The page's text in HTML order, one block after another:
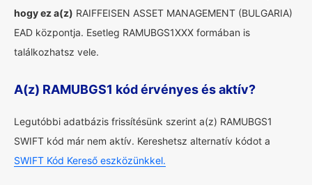
hogy ez a(z) RAIFFEISEN ASSET MANAGEMENT (BULGARIA)
EAD központja. Esetleg RAMUBGS1XXX formában is
találkozhatsz vele.
A(z) RAMUBGS1 kód érvényes és aktív?
Legutóbbi adatbázis frissítésünk szerint a(z) RAMUBGS1
SWIFT kód már nem aktív. Kereshetsz alternatív kódot a
SWIFT Kód Kereső eszközünkkel.